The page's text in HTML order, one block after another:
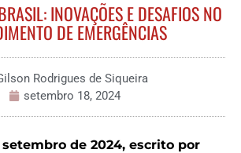
INOVAÇÕES E DESAFIOS NO
DE EMERGÊNCIAS
Rodrigues de Siqueira
setembro 18, 2024
de 2024, escrito por